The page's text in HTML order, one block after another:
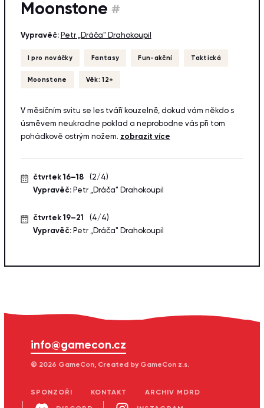
Moonstone #
Vypravěč: Petr „Dráča" Drahokoupil
I pro nováčky Fantasy Fun-akční Taktická
Moonstone Věk: 12+
V měsíčním svitu se les tváří kouzelně, dokud vám někdo s
úsměvem neukradne poklad a neprobodne vás při tom
pohádkově ostrým nožem. zobrazit více
čtvrtek 16–18
(2/4)
Vypravěč:Petr „Dráča" Drahokoupil
čtvrtek 19–21
(4/4)
Vypravěč:Petr „Dráča" Drahokoupil
info@gamecon.cz
© 2026 GameCon, Created by GameCon z.s.
SPONZOŘI KONTAKT ARCHIV MDRD